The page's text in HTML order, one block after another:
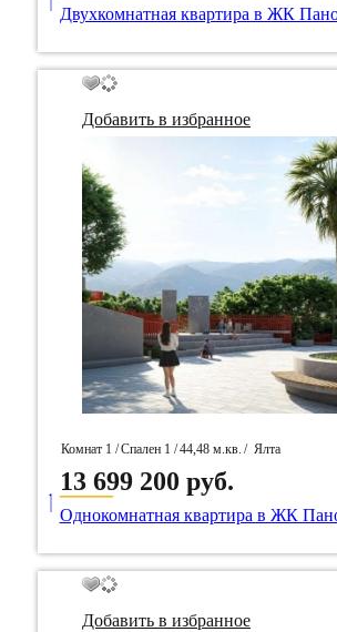
Двухкомнатная квартира в ЖК
Добавить в избранное
Комнат 1 /Спален 1 /44,48 м.кв. / Ялта
/ Идентификатор собственность 96676
13 699 200 руб.
____
Однокомнатная квартира в ЖК
Добавить в избранное